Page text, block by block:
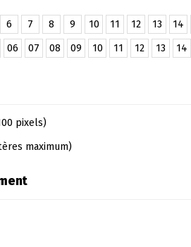
6 7 8 9 10 11 12 13 14
06 07 08 09 10 11 12 13 14
pixels)
maximum)